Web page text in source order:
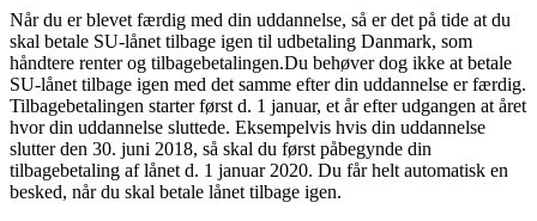
Når du er blevet færdig med din uddannelse, så er det på tide at du
skal betale SU-lånet tilbage igen til udbetaling Danmark, som
håndtere renter og tilbagebetalingen.Du behøver dog ikke at betale
SU-lånet tilbage igen med det samme efter din uddannelse er færdig.
Tilbagebetalingen starter først d. 1 januar, et år efter udgangen at året
hvor din uddannelse sluttede. Eksempelvis hvis din uddannelse
slutter den 30. juni 2018, så skal du først påbegynde din
tilbagebetaling af lånet d. 1 januar 2020. Du får helt automatisk en
besked, når du skal betale lånet tilbage igen.